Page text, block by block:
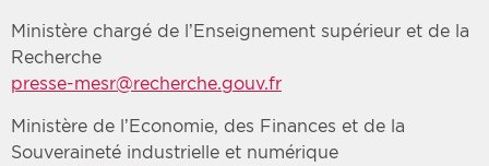
Ministère chargé de l’Enseignement supérieur et de la
Recherche
presse-mesr@recherche.gouv.fr
Ministère de l’Economie, des Finances et de la
Souveraineté industrielle et numérique